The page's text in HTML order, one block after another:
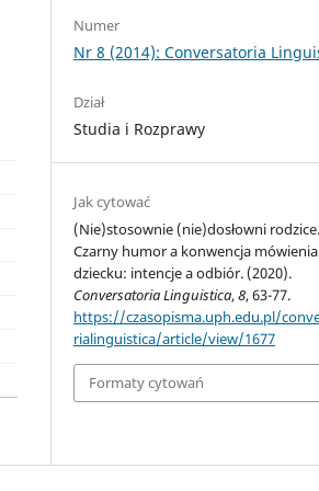
Numer
Nr 8 (2014): Conversatoria
Dział
Studia i Rozprawy
Jak cytować
(Nie)stosownie (nie)dosłowni rodzice.
Czarny humor a konwencja
dziecku: intencje a odbiór. (2020).
Conversatoria Linguistica,8, 63-77.
https://czasopisma.uph.edu.pl/
rialinguistica/article/view/1677
Formaty cytowań